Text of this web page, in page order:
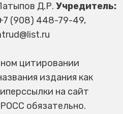
Д.Р. Учредитель:
(908) 448-79-49,
цитировании
издания как
на сайт
обязательно.